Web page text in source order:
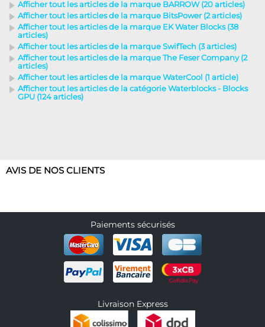
Afficher tout les articles de la marque BARROW (20 articles)
Afficher tout les articles de la marque BitsPower (2 articles)
Afficher tout les articles de la marque EK Water Blocks (38
articles)
Afficher tout les articles de la marque SwifTech (3 articles)
Afficher tout les articles de la marque The Feser Company (2
articles)
Afficher tout les articles de la marque WaterCool (1 article)
Afficher tout les articles de la catégorie Waterblocks - Blocks
GPU (124 articles)
AVIS DE NOS CLIENTS
Paiements sécurisés
Livraison Express